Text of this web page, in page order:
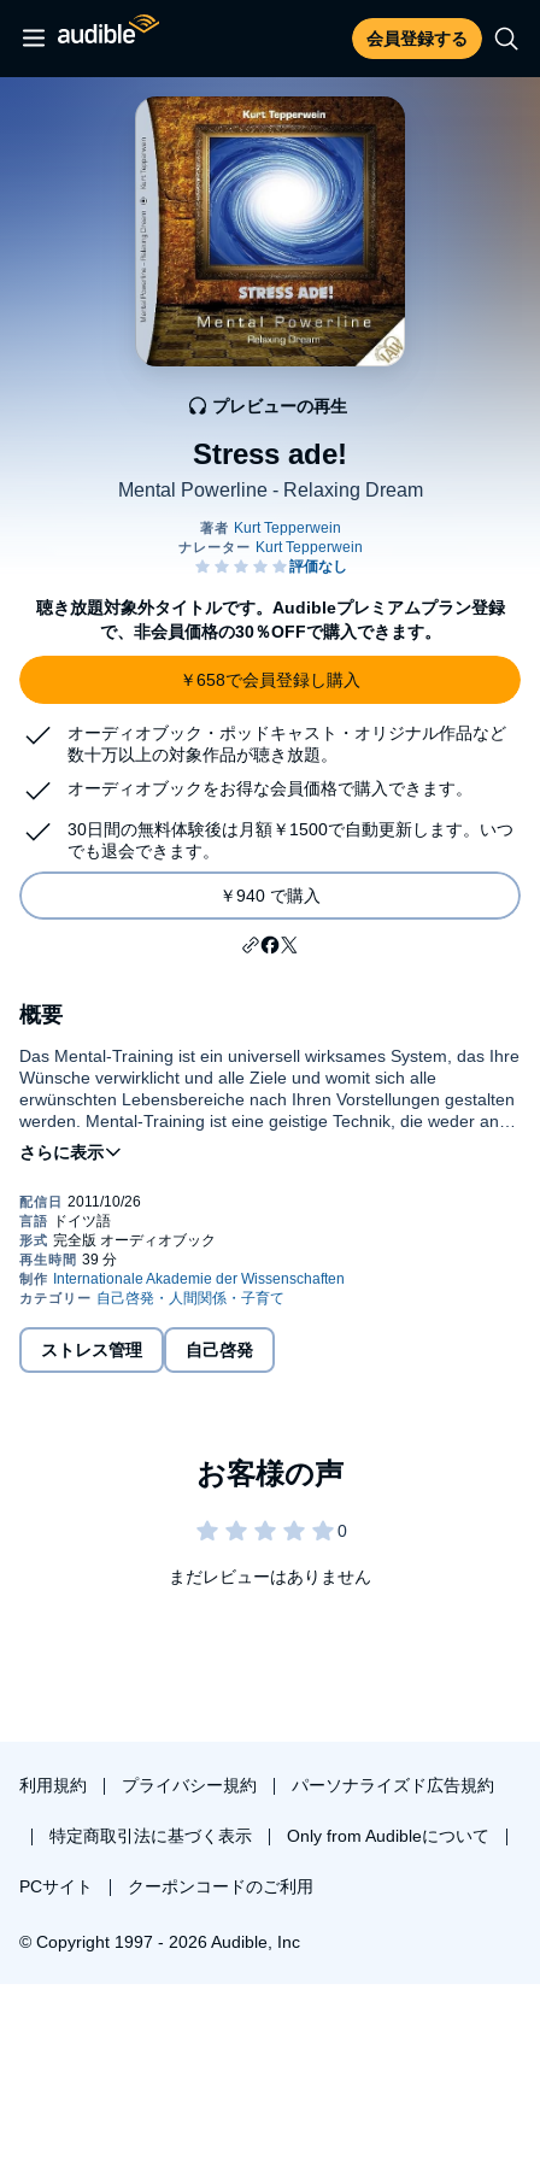
会員登録する
Stress ade!
Mental Powerline - Relaxing Dream
プレビューの再生
聴き放題対象外タイトルです。Audibleプレミアムプラン登録
で、非会員価格の30％OFFで購入できます。
￥658で会員登録し購入
オーディオブック・ポッドキャスト・オリジナル作品など
数十万以上の対象作品が聴き放題。
オーディオブックをお得な会員価格で購入できます。
30日間の無料体験後は月額￥1500で自動更新します。いつ
でも退会できます。
￥940 で購入
概要
Das Mental-Training ist ein universell wirksames System, das Ihre
Wünsche verwirklicht und alle Ziele und womit sich alle
erwünschten Lebensbereiche nach Ihren Vorstellungen gestalten
werden. Mental-Training ist eine geistige Technik, die weder an
Religionen noch an Glaubensrichtungen gebunden ist. Sie gibt
Ihnen die Möglichkeit, bestehende Probleme zu lösen und alle
benötigen Sie keinen besonderen Glauben, keine Vorkenntnisse
und Sie brauchen auch nichts dafür zu tun. Sie nehmen Wörter
und Klänge bewusst und unbewusst auf und dadurch werden in
Ihnen Programme widerrufen und aufgelöst, verändert und
geklärt. Es ist natürlich hilfreich, wenn Sie der Funktionalität
Sie sich ohne Umschweife und ohne Zeitverzögerung für
Erneuerung, Veränderungen und Wandlung öffnen. Seien Sie
Durch das Mental-Training entwickeln und entfalten Sie Ihr
und gewinnbringend sich Ihr Dasein zeigen wird. Es ist ganz
bestimmt kein Wunder, sondern lediglich Ihre ursprüngliche
Stärke, die wieder zum Leben erwacht und gelebt werden kann.
Mental-Training umgeht das Gedankennetz und dringt tief in Sie
ein. Nur dort wird Wandlung geschehen, die ja immer nur in
einem selbst und nicht außerhalb beginnt. Das Mental-Training
setzt neue und positive Ursachen, die Sie mit den
entsprechenden Wirkungen zum Ausdruck bringen wird. Auch
wenn es unglaublich klingt, es gibt nichts, wo Mental-Training
unangenehmen Situationen entspannt und gelassen sein?
Kontemplation ermöglicht es auch Ihnen.
©1999 Internationale Akademie der Wissenschaften (P)1999
Internationale Akademie der Wissenschaften
ストレス管理 自己啓発
まだレビューはありません
利用規約 プライバシー規約 パーソナライズド広告規約
特定商取引法に基づく表示 Only from Audibleについて
PCサイト クーポンコードのご利用
© Copyright 1997 - 2026 Audible, Inc